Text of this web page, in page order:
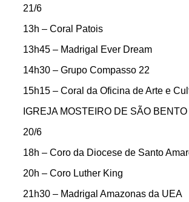
21/6
13h – Coral Patois
13h45 – Madrigal Ever Dream
14h30 – Grupo Compasso 22
15h15 – Coral da Oficina de Arte e
IGREJA MOSTEIRO DE SÃO BENTO
20/6
18h – Coro da Diocese de Santo
20h – Coro Luther King
21h30 – Madrigal Amazonas da UEA